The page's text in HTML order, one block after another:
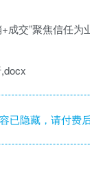
成交”聚焦信任为
已隐藏，请付费